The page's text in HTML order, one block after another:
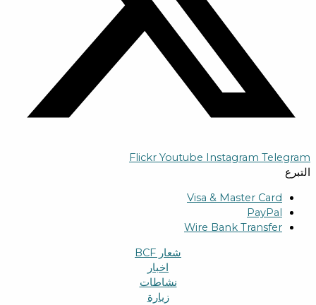
Flickr Youtube Instagram Telegram
التبرع
Visa & Master Card
PayPal
Wire Bank Transfer
شعار BCF
اخبار
نشاطات
زیارة